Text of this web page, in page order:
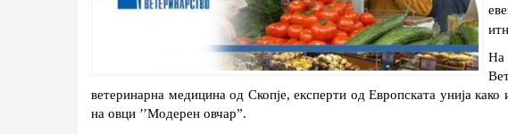
На
ветеринарна медицина од Скопје, експерти од Европската унија
на овци ’’Модерен овчар”.